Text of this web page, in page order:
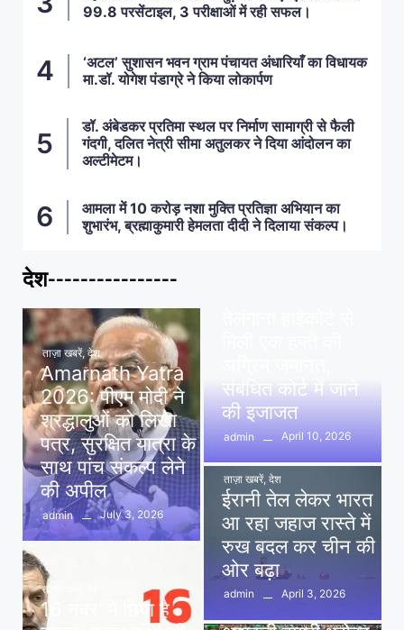
99.8 परसेंटाइल, 3 परीक्षाओं में रही सफल।
‘अटल’ सुशासन भवन ग्राम पंचायत अंधारियाँ का विधायक
मा.डॉ. योगेश पंडाग्रे ने किया लोकार्पण
डॉ. अंबेडकर प्रतिमा स्थल पर निर्माण सामाग्री से फैली
गंदगी, दलित नेत्री सीमा अतुलकर ने दिया आंदोलन का
अल्टीमेटम।
आमला में 10 करोड़ नशा मुक्ति प्रतिज्ञा अभियान का
शुभारंभ, ब्रह्माकुमारी हेमलता दीदी ने दिलाया संकल्प।
देश----------------
ताज़ा खबरें, देश
Amarnath Yatra
2026: पीएम मोदी ने
श्रद्धालुओं को लिखा
पत्र, सुरक्षित यात्रा के
साथ पांच संकल्प लेने
की अपील
admin July 3, 2026
ताज़ा खबरें
16 नंबर’ में छिपा है
संबंधित कोर्ट में जाने
की इजाजत
admin April 10, 2026
ताज़ा खबरें, देश
ईरानी तेल लेकर भारत
आ रहा जहाज रास्ते में
रुख बदल कर चीन की
ओर बढ़ा
admin
April 3, 2026